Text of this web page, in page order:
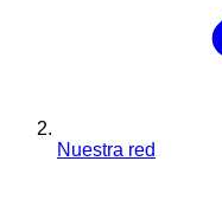
Nuestra red